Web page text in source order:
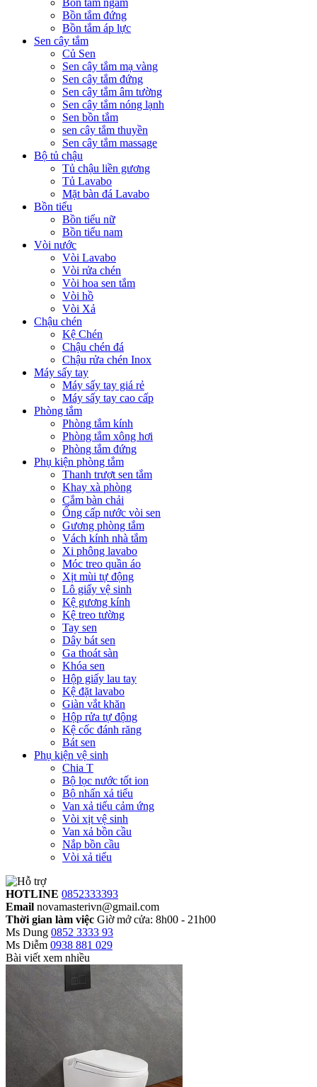
Bồn tắm ngâm
Bồn tắm đứng
Bồn tắm áp lực
Sen cây tắm
Củ Sen
Sen cây tắm mạ vàng
Sen cây tắm đứng
Sen cây tắm âm tường
Sen cây tắm nóng lạnh
Sen bồn tắm
sen cây tắm thuyền
Sen cây tắm massage
Bộ tủ chậu
Tủ chậu liền gương
Tủ Lavabo
Mặt bàn đá Lavabo
Bồn tiểu
Bồn tiểu nữ
Bồn tiểu nam
Vòi nước
Vòi Lavabo
Vòi rửa chén
Vòi hoa sen tắm
Vòi hồ
Vòi Xả
Chậu chén
Kệ Chén
Chậu chén đá
Chậu rửa chén Inox
Máy sấy tay
Máy sấy tay giá rẻ
Máy sấy tay cao cấp
Phòng tắm
Phòng tắm kính
Phòng tắm xông hơi
Phòng tắm đứng
Phụ kiện phòng tắm
Thanh trượt sen tắm
Khay xà phòng
Cắm bàn chải
Ống cấp nước vòi sen
Gương phòng tắm
Vách kính nhà tắm
Xi phông lavabo
Móc treo quần áo
Xịt mùi tự động
Lô giấy vệ sinh
Kệ gương kính
Kệ treo tường
Tay sen
Dây bát sen
Ga thoát sàn
Khóa sen
Hộp giấy lau tay
Kệ đặt lavabo
Giàn vắt khăn
Hộp rửa tự động
Kệ cốc đánh răng
Bát sen
Phụ kiện vệ sinh
Chia T
Bộ lọc nước tốt ion
Bộ nhấn xả tiểu
Van xả tiểu cảm ứng
Vòi xịt vệ sinh
Van xả bồn cầu
Nắp bồn cầu
Vòi xả tiểu
HOTLINE 0852333393
Email novamasterivn@gmail.com
Thời gian làm việc Giờ mở cửa: 8h00 - 21h00
Ms Dung 0852 3333 93
Ms Diễm 0938 881 029
Bài viết xem nhiều